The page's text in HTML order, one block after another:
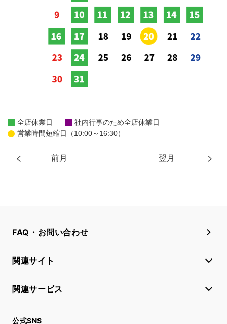
前月 翌月
全店休業日
社内行事のため全店休業日
営業時間短縮日（10:00～16:30）
FAQ・お問い合わせ
関連サイト
関連サービス
公式SNS